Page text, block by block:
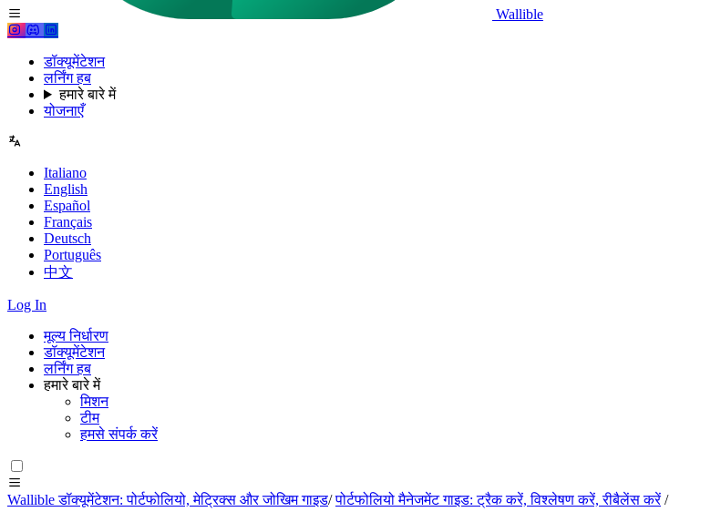
Wallible
डॉक्यूमेंटेशन
लर्निंग हब
हमारे बारे में
योजनाएँ
Italiano
English
Español
Français
Deutsch
Português
中文
Log In
मूल्य निर्धारण
डॉक्यूमेंटेशन
लर्निंग हब
हमारे बारे में
मिशन
टीम
हमसे संपर्क करें
Wallible डॉक्यूमेंटेशन: पोर्टफोलियो, मेट्रिक्स और जोखिम गाइड/ पोर्टफोलियो मैनेजमेंट गाइड: ट्रैक करें, विश्लेषण करें, रीबैलेंस करें /